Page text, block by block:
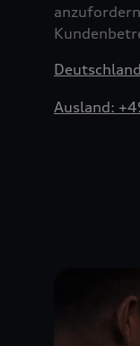
Ausland: